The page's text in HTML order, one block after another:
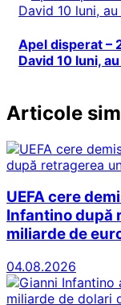
Apel disperat –
David 10 luni,
Articole
UEFA cere
Infantino după
miliarde de
04.08.2026